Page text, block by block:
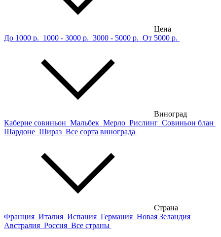
Цена
До 1000 р. 1000 - 3000 р. 3000 - 5000 р. От 5000 р.
Виноград
Каберне совиньон Мальбек Мерло Рислинг Совиньон блан
Шардоне Шираз Все сорта винограда
Страна
Франция Италия Испания Германия Новая Зеландия
Австралия Россия Все страны